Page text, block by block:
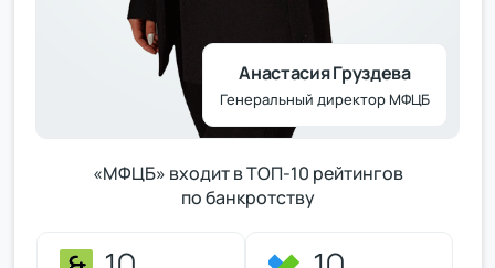
«МФЦБ» входит в ТОП-10 рейтингов
по банкротству
Анастасия Груздева
Генеральный директор МФЦБ